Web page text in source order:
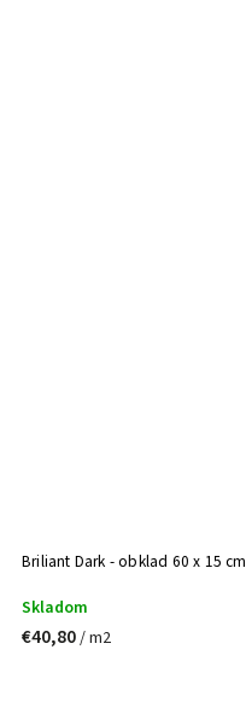
Briliant Dark - obklad 60 x 15 cm
Skladom
€40,80/ m2